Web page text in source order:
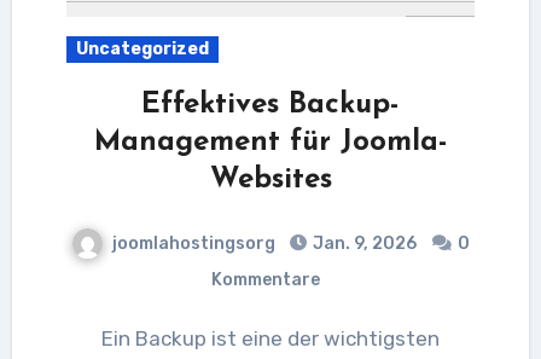
Uncategorized
Effektives Backup-
Management für Joomla-
Websites
joomlahostingsorg Jan. 9, 2026
0
Kommentare
Ein Backup ist eine der wichtigsten